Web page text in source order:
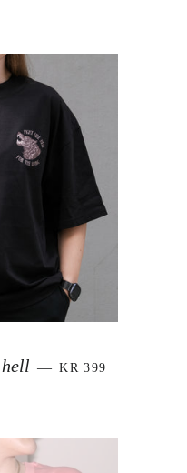
— VANLIG PRIS
KR 399